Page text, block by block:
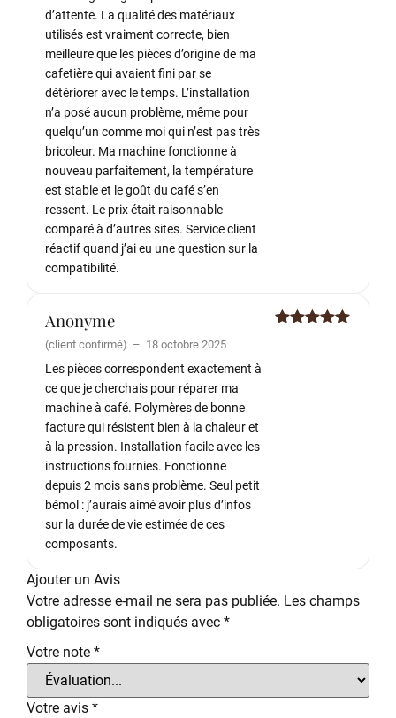
d’attente. La qualité des matériaux
utilisés est vraiment correcte, bien
meilleure que les pièces d’origine de ma
cafetière qui avaient fini par se
détériorer avec le temps. L’installation
n’a posé aucun problème, même pour
quelqu’un comme moi qui n’est pas très
bricoleur. Ma machine fonctionne à
nouveau parfaitement, la température
est stable et le goût du café s’en
ressent. Le prix était raisonnable
comparé à d’autres sites. Service client
réactif quand j’ai eu une question sur la
compatibilité.
Anonyme
(client confirmé) – 18 octobre 2025
Les pièces correspondent exactement à
ce que je cherchais pour réparer ma
machine à café. Polymères de bonne
facture qui résistent bien à la chaleur et
à la pression. Installation facile avec les
instructions fournies. Fonctionne
depuis 2 mois sans problème. Seul petit
bémol : j’aurais aimé avoir plus d’infos
sur la durée de vie estimée de ces
composants.
Ajouter un Avis
Votre adresse e-mail ne sera pas publiée. Les champs
obligatoires sont indiqués avec *
Votre note *
Votre avis *